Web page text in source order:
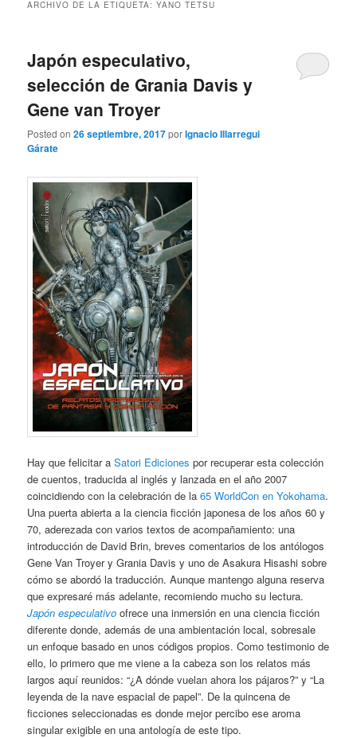
ARCHIVO DE LA ETIQUETA:YANO TETSU
Japón especulativo,
selección de Grania Davis y
Gene van Troyer
Posted on26 septiembre, 2017porIgnacio Illarregui
Gárate
Hay que felicitar aSatori Ediciones por recuperar esta colección
de cuentos, traducida al inglés y lanzada en el año 2007
coincidiendo con la celebración de la65 WorldCon en Yokohama.
Una puerta abierta a la ciencia ficción japonesa de los años 60 y
70, aderezada con varios textos de acompañamiento: una
introducción de David Brin, breves comentarios de los antólogos
Gene Van Troyer y Grania Davis y uno de Asakura Hisashi sobre
cómo se abordó la traducción. Aunque mantengo alguna reserva
que expresaré más adelante, recomiendo mucho su lectura.
Japón especulativo ofrece una inmersión en una ciencia ficción
diferente donde, además de una ambientación local, sobresale
un enfoque basado en unos códigos propios. Como testimonio de
ello, lo primero que me viene a la cabeza son los relatos más
largos aquí reunidos: “¿A dónde vuelan ahora los pájaros?” y “La
leyenda de la nave espacial de papel”. De la quincena de
ficciones seleccionadas es donde mejor percibo ese aroma
singular exigible en una antología de este tipo.